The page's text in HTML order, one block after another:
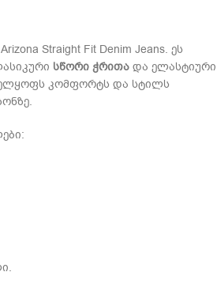
Straight Fit Denim Jeans. ეს
სწორი ჭრითა და ელასტიური
კომფორტს და სტილს